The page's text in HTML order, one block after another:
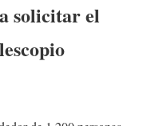
solicitar el